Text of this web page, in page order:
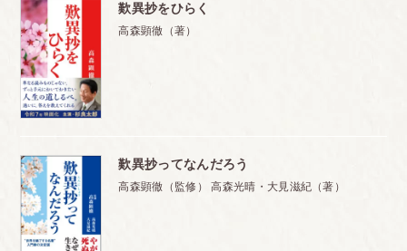
歎異抄をひらく
高森顕徹（著）
歎異抄ってなんだろう
高森顕徹（監修） 高森光晴・大見滋紀（著）